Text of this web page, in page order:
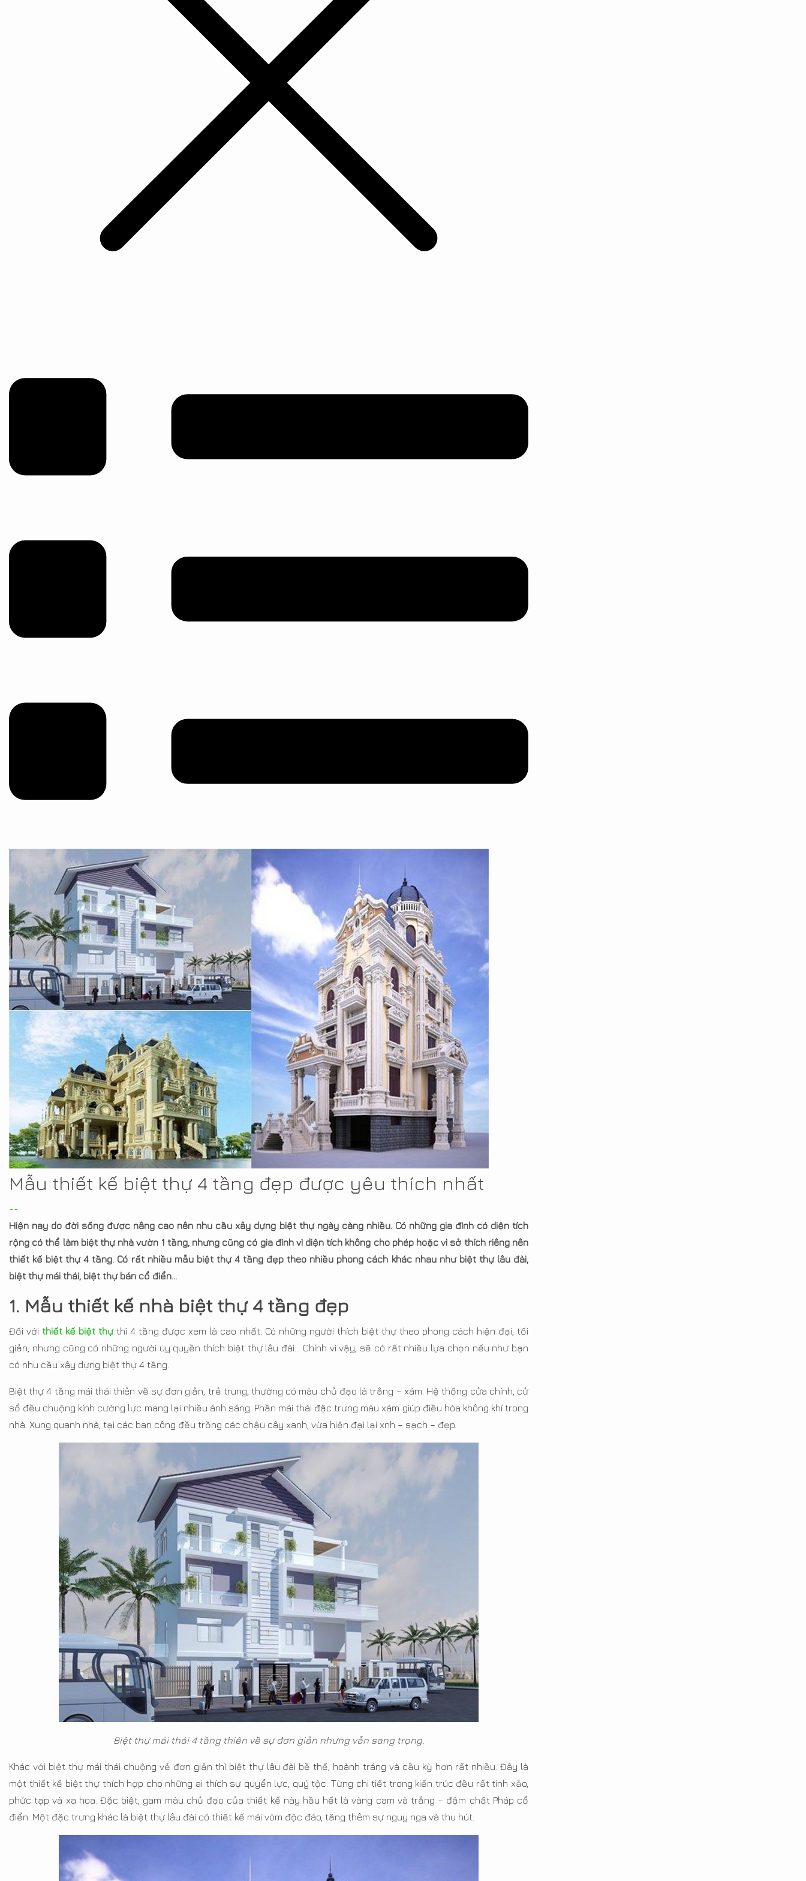
Mẫu thiết kế biệt thự 4 tầng đẹp được yêu thích nhất
--
Hiện nay do đời sống được nâng cao nên nhu cầu xây dựng biệt thự ngày càng nhiều. Có những gia đình có diện tích
rộng có thể làm biệt thự nhà vườn 1 tầng, nhưng cũng có gia đình vì diện tích không cho phép hoặc vì sở thích riêng nên
thiết kế biệt thự 4 tầng. Có rất nhiều mẫu biệt thự 4 tầng đẹp theo nhiều phong cách khác nhau như biệt thự lâu đài,
biệt thự mái thái, biệt thự bán cổ điển…
1. Mẫu thiết kế nhà biệt thự 4 tầng đẹp
Đối vớithiết kế biệt thựthì 4 tầng được xem là cao nhất. Có những người thích biệt thự theo phong cách hiện đại, tối
giản; nhưng cũng có những người uy quyền thích biệt thự lâu đài… Chính vì vậy, sẽ có rất nhiều lựa chọn nếu như bạn
có nhu cầu xây dựng biệt thự 4 tầng.
Biệt thự 4 tầng mái thái thiên về sự đơn giản, trẻ trung, thường có màu chủ đạo là trắng – xám. Hệ thống cửa chính, cử
sổ đều chuộng kính cường lực mang lại nhiều ánh sáng. Phần mái thái đặc trưng màu xám giúp điều hòa không khí trong
nhà. Xung quanh nhà, tại các ban công đều trồng các chậu cây xanh, vừa hiện đại lại xnh – sạch – đẹp.
Biệt thự mái thái 4 tầng thiên về sự đơn giản nhưng vẫn sang trọng.
Khác với biệt thự mái thái chuộng vẻ đơn giản thì biệt thự lâu đài bề thế, hoành tráng và cầu kỳ hơn rất nhiều. Đây là
một thiết kế biệt thự thích hợp cho những ai thích sự quyển lực, quý tộc. Từng chi tiết trong kiến trúc đều rất tinh xảo,
phức tạp và xa hoa. Đặc biệt, gam màu chủ đạo của thiết kế này hầu hết là vàng cam và trắng – đậm chất Pháp cổ
điển. Một đặc trưng khác là biệt thự lâu đài có thiết kế mái vòm độc đáo, tăng thêm sự nguy nga và thu hút.